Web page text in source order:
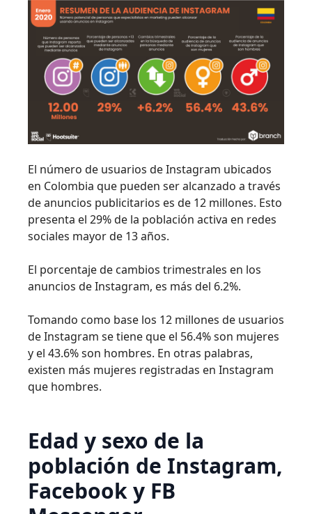
El número de usuarios de Instagram ubicados
en Colombia que pueden ser alcanzado a través
de anuncios publicitarios es de 12 millones. Esto
presenta el 29% de la población activa en redes
sociales mayor de 13 años.
El porcentaje de cambios trimestrales en los
anuncios de Instagram, es más del 6.2%.
Tomando como base los 12 millones de usuarios
de Instagram se tiene que el 56.4% son mujeres
y el 43.6% son hombres. En otras palabras,
existen más mujeres registradas en Instagram
que hombres.
Edad y sexo de la
población de Instagram,
Facebook y FB